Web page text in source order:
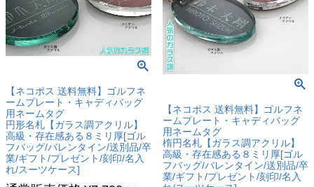
【ネコポス 送料無料】ゴルフネ
ームプレート・キャディバッグ
用ネームタグ
円形名札【ガラス調アクリル】
高級・存在感ある８ミリ厚[ゴル
フバッグ/バレンタイン/送別品/卒
業/ギフト/プレゼント/刻印/名入
れ/スーツケース]
【ネコポス 送料無料】ゴルフネ
ームプレート・キャディバッグ
用ネームタグ
楕円名札【ガラス調アクリル】
高級・存在感ある８ミリ厚[ゴル
フバッグ/バレンタイン/送別品/卒
業/ギフト/プレゼント/刻印/名入